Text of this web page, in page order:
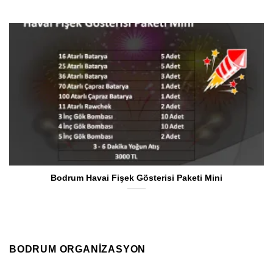
Bodrum Havai Fişek Gösterisi Paketi Mini
BODRUM ORGANIZASYON